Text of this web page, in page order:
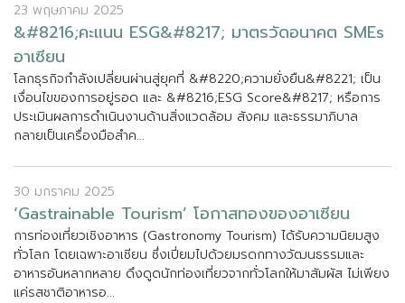
23 พฤษภาคม 2025
&#8216;คะแนน ESG&#8217; มาตรวดอนาคต SMEs
อาเซยน
โลกธรกจกลงเปลยนผานสยคท &#8220;ความยงยน&#8221; เปน
เงอนไขของการอยรอด และ &#8216;ESG Score&#8217; หรอการ
ประเมนผลการดเนนงานดานสงแวดลอม สงคม และธรรมาภบาล
กลายเปนเครองมอสค...
30 มกราคม 2025
‘Gastrainable Tourism’ โอกาสทองของอาเซยน
การทองเทยวเชงอาหาร (Gastronomy Tourism) ไดรบความนยมสง
ทวโลก โดยเฉพาะอาเซยน ซงเปยมไปดวยมรดกทางวฒนธรรมและ
อาหารอนหลากหลาย ดงดดนกทองเทยวจากทวโลกใหมาสมผส ไมเพยง
แครสชาตอาหารอ...